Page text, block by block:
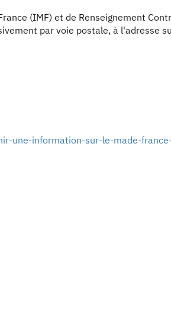
(IMF) et de Renseignement
par voie postale, à l'adresse
une-information-sur-le-made-